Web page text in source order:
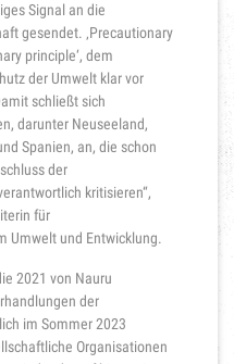
Signal an die
gesendet. ‚Precautionary
principle‘, dem
der Umwelt klar vor
schließt sich
darunter Neuseeland,
Spanien, an, die schon
der
kritisieren“,
für
Umwelt und Entwicklung.
2021 von Nauru
der
im Sommer 2023
Organisationen